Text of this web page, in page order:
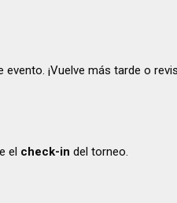
¡Vuelve más tarde o
el check-in del torneo.